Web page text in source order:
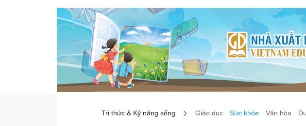
Tri thức & Kỹ năng sống Giáo dục Sức khỏe Văn hóa